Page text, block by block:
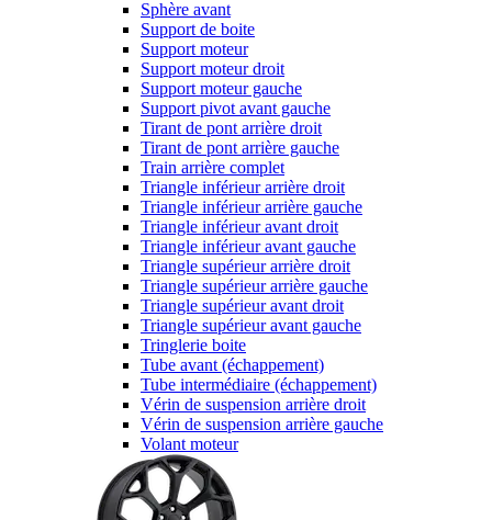
Sphère avant
Support de boite
Support moteur
Support moteur droit
Support moteur gauche
Support pivot avant gauche
Tirant de pont arrière droit
Tirant de pont arrière gauche
Train arrière complet
Triangle inférieur arrière droit
Triangle inférieur arrière gauche
Triangle inférieur avant droit
Triangle inférieur avant gauche
Triangle supérieur arrière droit
Triangle supérieur arrière gauche
Triangle supérieur avant droit
Triangle supérieur avant gauche
Tringlerie boite
Tube avant (échappement)
Tube intermédiaire (échappement)
Vérin de suspension arrière droit
Vérin de suspension arrière gauche
Volant moteur